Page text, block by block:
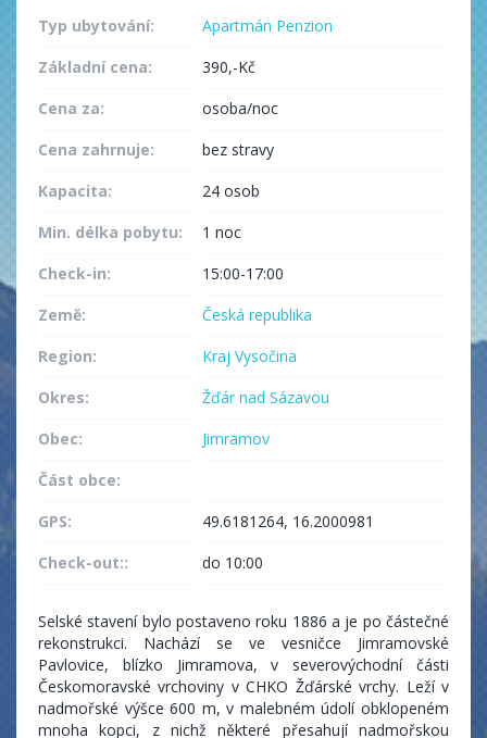
Typ ubytování: Apartmán Penzion
Základní cena:
390,-Kč
Cena za:
osoba/noc
Cena zahrnuje:
bez stravy
Kapacita:
24 osob
Min. délka pobytu:
1 noc
Check-in:
15:00-17:00
Země:
Česká republika
Region:
Kraj Vysočina
Okres:
Žďár nad Sázavou
Obec:
Jimramov
Část obce:
GPS:
49.6181264, 16.2000981
Check-out::
do 10:00
Selské stavení bylo postaveno roku 1886 a je po částečné
rekonstrukci. Nachází se ve vesničce Jimramovské
Pavlovice, blízko Jimramova, v severovýchodní části
Českomoravské vrchoviny v CHKO Žďárské vrchy. Leží v
nadmořské výšce 600 m, v malebném údolí obklopeném
mnoha kopci, z nichž některé přesahují nadmořskou